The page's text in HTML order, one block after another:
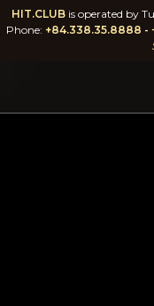
HIT.CLUB is operated by
Phone: +84.338.35.8888 -